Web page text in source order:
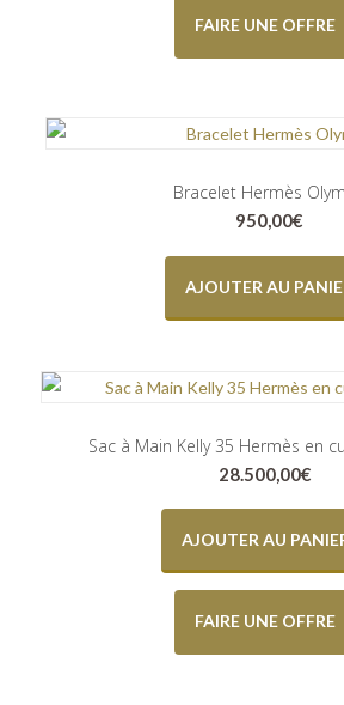
FAIRE UNE OFFRE
Bracelet Hermès
950,00€
AJOUTER AU
Sac à Main Kelly 35 Hermès en
28.500,00€
AJOUTER AU
FAIRE UNE OFFRE